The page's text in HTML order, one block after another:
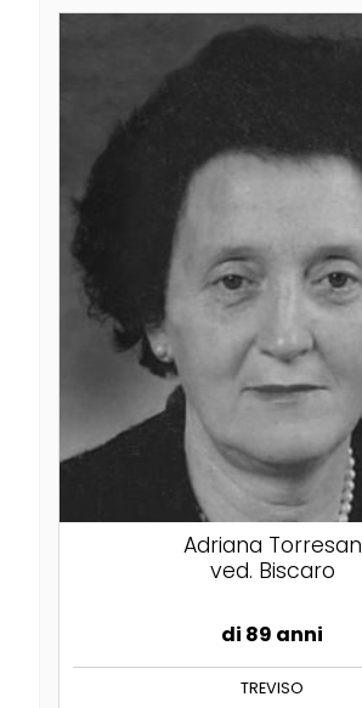
Adriana Torresan
ved. Biscaro
di 89 anni
TREVISO